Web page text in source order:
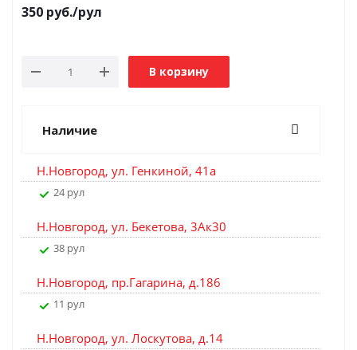
350 руб./рул
В корзину
Наличие
Н.Новгород, ул. Генкиной, 41а
24 рул
Н.Новгород, ул. Бекетова, 3Ак30
38 рул
Н.Новгород, пр.Гагарина, д.186
11 рул
Н.Новгород, ул. Лоскутова, д.14